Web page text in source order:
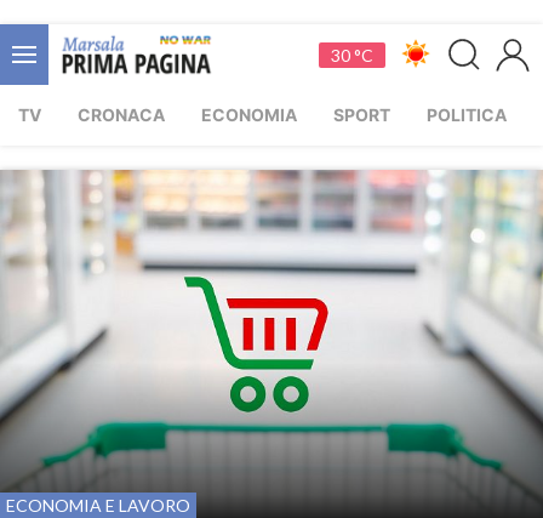
30 °C
TV CRONACA ECONOMIA SPORT POLITICA
ECONOMIA E LAVORO